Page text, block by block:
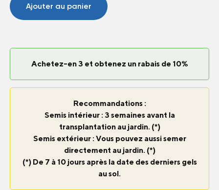
Marketmore
Ajouter au panier
Achetez-en 3 et obtenez un rabais de 10%
Recommandations :
Semis intérieur : 3 semaines avant la
transplantation au jardin. (*)
Semis extérieur : Vous pouvez aussi semer
directement au jardin. (*)
(*) De 7 à 10 jours après la date des derniers gels
au sol.